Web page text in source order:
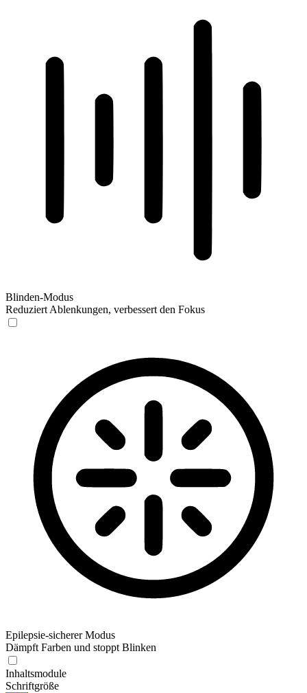
Blinden-Modus
Reduziert Ablenkungen, verbessert den Fokus
Epilepsie-sicherer Modus
Dämpft Farben und stoppt Blinken
Inhaltsmodule
Schriftgröße